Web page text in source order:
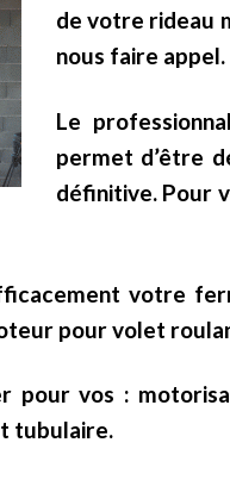
de votre rideau
nous faire appel.
Le
permet d’être
définitive. Pour
votre
pour volet
pour vos :
tubulaire.